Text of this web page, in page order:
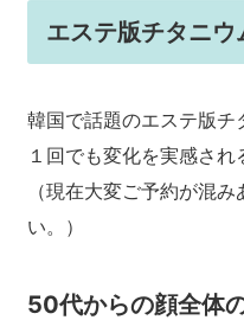
エステ版チタニウ
韓国で話題のエステ版チ
１回でも変化を実感され
（現在大変ご予約が混
い。）
50代からの顔全体